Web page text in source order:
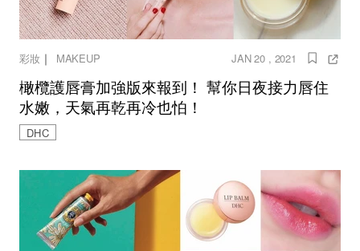
彩妝｜ MAKEUP JAN 20 , 2021
橄欖護唇膏加強版來報到！ 幫你日夜接力唇住
水嫩，天氣再乾再冷也怕！
DHC